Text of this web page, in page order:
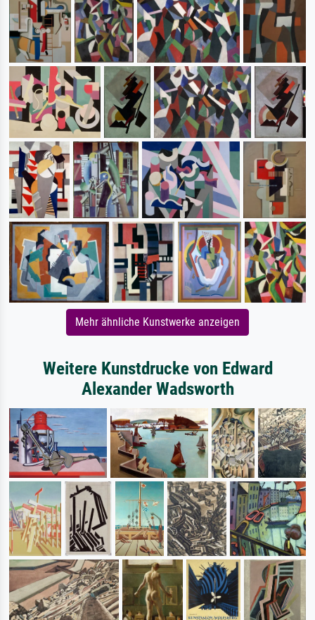
Mehr ähnliche Kunstwerke anzeigen
Weitere Kunstdrucke von Edward
Alexander Wadsworth